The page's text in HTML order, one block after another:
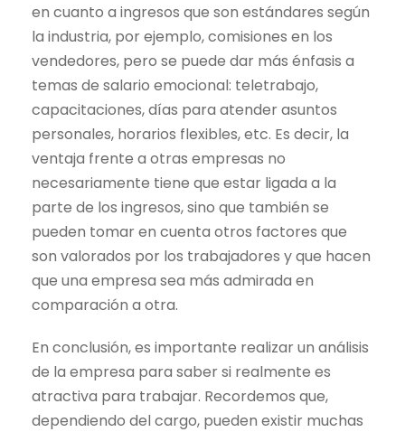
en cuanto a ingresos que son estándares según
la industria, por ejemplo, comisiones en los
vendedores, pero se puede dar más énfasis a
temas de salario emocional: teletrabajo,
capacitaciones, días para atender asuntos
personales, horarios flexibles, etc. Es decir, la
ventaja frente a otras empresas no
necesariamente tiene que estar ligada a la
parte de los ingresos, sino que también se
pueden tomar en cuenta otros factores que
son valorados por los trabajadores y que hacen
que una empresa sea más admirada en
comparación a otra.
En conclusión, es importante realizar un análisis
de la empresa para saber si realmente es
atractiva para trabajar. Recordemos que,
dependiendo del cargo, pueden existir muchas